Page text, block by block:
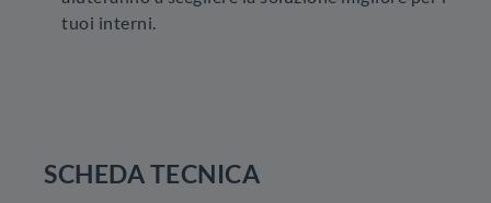
tuoi interni.
SCHEDA TECNICA